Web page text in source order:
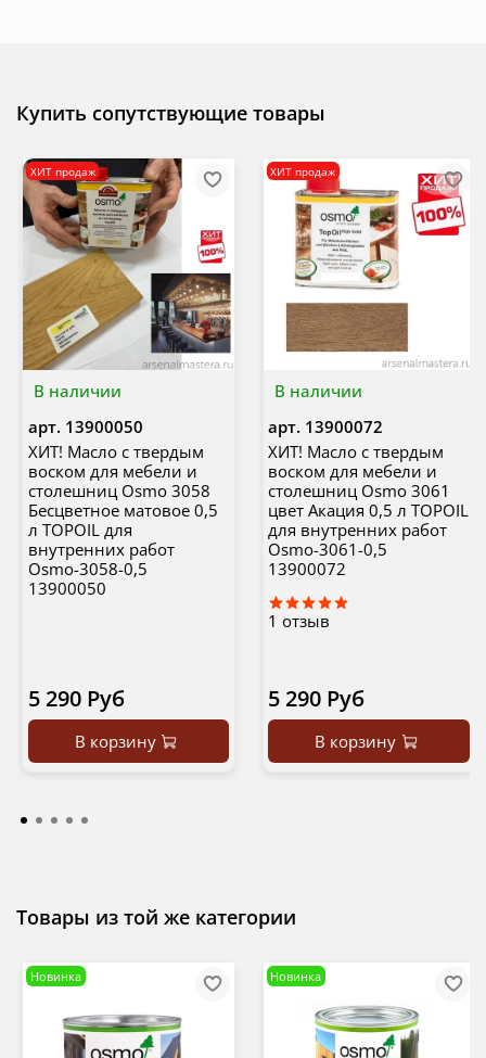
Купить сопутствующие товары
В наличии
ХИТ продаж
арт. 13900050
ХИТ! Масло с твердым
воском для мебели и
столешниц Osmo 3058
Бесцветное матовое 0,5
л TOPOIL для
внутренних работ
Osmo-3058-0,5
13900050
5 290 Руб
В корзину
В наличии
ХИТ продаж
арт. 13900072
ХИТ! Масло с твердым
воском для мебели и
столешниц Osmo 3061
цвет Акация 0,5 л TOPOIL
для внутренних работ
Osmo-3061-0,5
13900072
1 отзыв
5 290 Руб
В корзину
Товары из той же категории
Новинка Новинка